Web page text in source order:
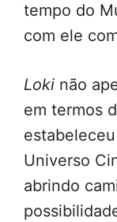
tempo do
com ele
Loki não
em termos
Universo
abrindo